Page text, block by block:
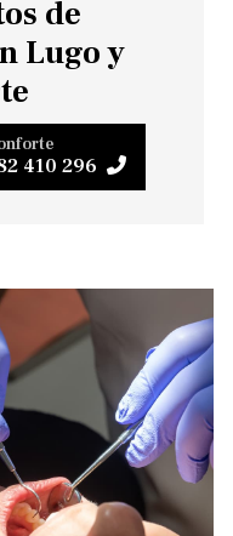
de
Lugo y
410 296